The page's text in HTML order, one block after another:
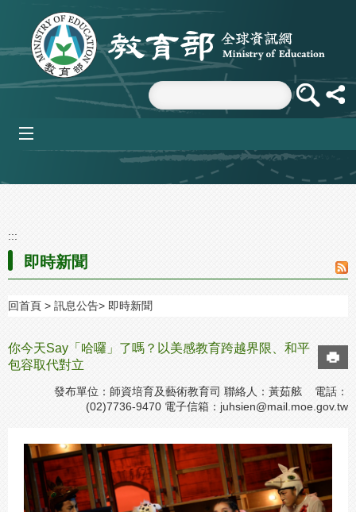
跳到主要內容區塊
:::
即時新聞
回首頁 訊息公告 即時新聞
你今天Say「哈囉」了嗎？以美感教育跨越界限、和平
包容取代對立
發布單位：師資培育及藝術教育司 聯絡人：黃茹舷 電話：
(02)7736-9470 電子信箱： juhsien@mail.moe.gov.tw